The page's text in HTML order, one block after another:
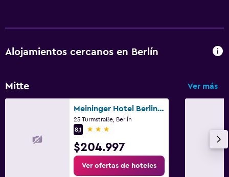
Alojamientos cercanos en Berlín
Mitte Ver más
Meininger Hotel Berlin Tiergarten
25 Turmstraße, Berlín
8,1
3 estrellas
$204.997
Ver ofertas de hoteles